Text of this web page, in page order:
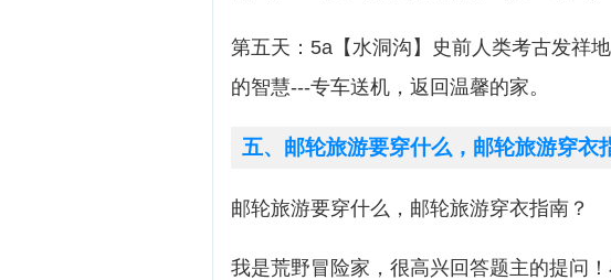
第五天：5a【水洞沟】史前人类考古发祥
的智慧---专车送机，返回温馨的家。
五、邮轮旅游要穿什么，邮轮旅游穿衣
邮轮旅游要穿什么，邮轮旅游穿衣指南？
我是荒野冒险家，很高兴回答题主的提问